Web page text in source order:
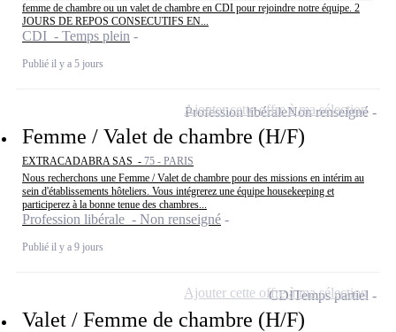
femme de chambre ou un valet de chambre en CDI pour rejoindre notre équipe. 2
JOURS DE REPOS CONSECUTIFS EN...
CDI - Temps plein
Publié il y a 5 jours
Femme / Valet de chambre (H/F)
EXTRACADABRA SAS - 75 - PARIS
Nous recherchons une Femme / Valet de chambre pour des missions en intérim au
sein d'établissements hôteliers. Vous intégrerez une équipe housekeeping et
participerez à la bonne tenue des chambres...
Profession libérale - Non renseigné
Publié il y a 9 jours
Profession libéraleNon renseigné
Ajouter cette offre à ma sélection
Valet / Femme de chambre (H/F)
CDITemps partiel
Ajouter cette offre à ma sélection